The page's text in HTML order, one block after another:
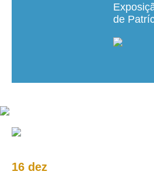
de
16 dez